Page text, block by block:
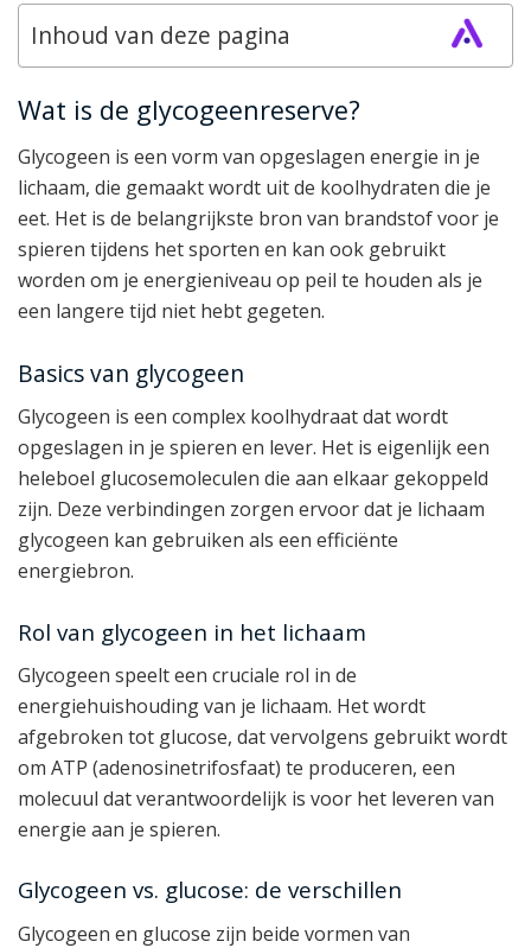
Inhoud van deze pagina
Wat is de glycogeenreserve?
Glycogeen is een vorm van opgeslagen energie in je
lichaam, die gemaakt wordt uit de koolhydraten die je
eet. Het is de belangrijkste bron van brandstof voor je
spieren tijdens het sporten en kan ook gebruikt
worden om je energieniveau op peil te houden als je
een langere tijd niet hebt gegeten.
Basics van glycogeen
Glycogeen is een complex koolhydraat dat wordt
opgeslagen in je spieren en lever. Het is eigenlijk een
heleboel glucosemoleculen die aan elkaar gekoppeld
zijn. Deze verbindingen zorgen ervoor dat je lichaam
glycogeen kan gebruiken als een efficiënte
energiebron.
Rol van glycogeen in het lichaam
Glycogeen speelt een cruciale rol in de
energiehuishouding van je lichaam. Het wordt
afgebroken tot glucose, dat vervolgens gebruikt wordt
om ATP (adenosinetrifosfaat) te produceren, een
molecuul dat verantwoordelijk is voor het leveren van
energie aan je spieren.
Glycogeen vs. glucose: de verschillen
Glycogeen en glucose zijn beide vormen van